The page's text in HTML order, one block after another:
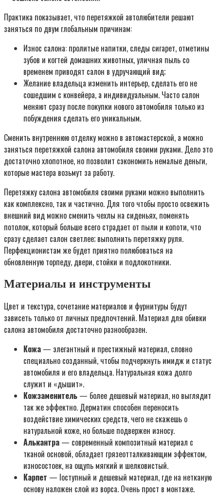
Практика показывает, что перетяжкой автолюбители решают
заняться по двум глобальным причинам:
Износ салона: пролитые напитки, следы сигарет, отметины
зубов и когтей домашних животных, уличная пыль со
временем приводят салон в удручающий вид;
Желание владельца изменить интерьер, сделать его не
сошедшим с конвейера, а индивидуальным. Часто салон
меняют сразу после покупки нового автомобиля только из
побуждения сделать его уникальным.
Сменить внутреннюю отделку можно в автомастерской, а можно
заняться перетяжкой салона автомобиля своими руками. Дело это
достаточно хлопотное, но позволит сэкономить немалые деньги,
которые мастера возьмут за работу.
Перетяжку салона автомобиля своими руками можно выполнить
как комплексно, так и частично. Для того чтобы просто освежить
внешний вид можно сменить чехлы на сиденьях, поменять
потолок, который больше всего страдает от пыли и копоти, что
сразу сделает салон светлее; выполнить перетяжку руля.
Перфекционистам же будет приятно полюбоваться на
обновленную торпеду, двери, стойки и подлокотники.
Материалы и инструменты
Цвет и текстура, сочетание материалов и фурнитуры будут
зависеть только от личных предпочтений. Материал для обивки
салона автомобиля достаточно разнообразен.
Кожа — элегантный и престижный материал, словно
специально созданный, чтобы подчеркнуть имидж и статус
автомобиля и его владельца. Натуральная кожа долго
служит и «дышит».
Кожзаменитель — более дешевый материал, но выглядит
так же эффектно. Дерматин способен переносить
воздействие химических средств, чего не скажешь о
натуральной коже, но больше подвержен износу.
Алькантра — cовременный композитный материал с
тканой основой, обладает грязеотталкивающим эффектом,
износостоек, на ощупь мягкий и шелковистый.
Карпет — lоступный и дешевый материал, где на нетканую
основу наложен слой из ворса. Очень прост в монтаже.